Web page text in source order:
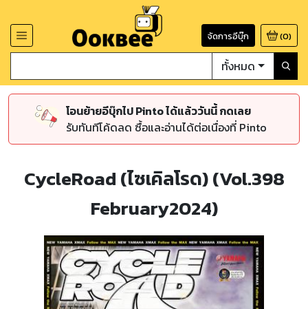
จัดการอีบุ๊ก (0)
ทั้งหมด
โอนย้ายอีบุ๊กไป Pinto ได้แล้ววันนี้ กดเลย
รับทันทีโค้ดลด ซื้อและอ่านได้ต่อเนื่องที่ Pinto
CycleRoad (ไซเคิลโรด) (Vol.398
February2024)